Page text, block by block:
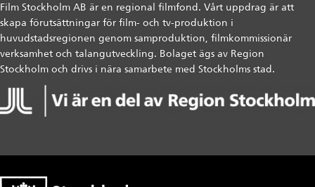
Film Stockholm AB är en regional filmfond. Vårt uppdrag är att
skapa förutsättningar för film- och tv-produktion i
huvudstadsregionen genom samproduktion, filmkommissionär
verksamhet och talangutveckling. Bolaget ägs av Region
Stockholm och drivs i nära samarbete med Stockholms stad.